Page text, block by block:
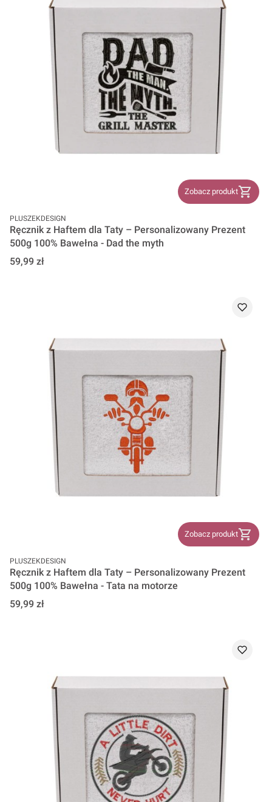
Zobacz produkt
PRODUCENT
PLUSZEKDESIGN
Ręcznik z Haftem dla Taty – Personalizowany Prezent
500g 100% Bawełna - Dad the myth
Cena
59,99 zł
Zobacz produkt
PRODUCENT
PLUSZEKDESIGN
Ręcznik z Haftem dla Taty – Personalizowany Prezent
500g 100% Bawełna - Tata na motorze
Cena
59,99 zł